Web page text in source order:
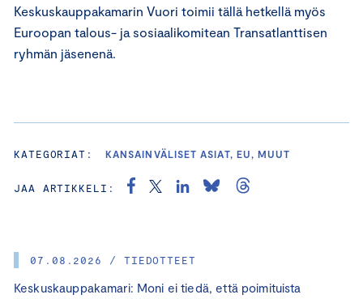
07.08.2026 / TIEDOTTEET
Keskuskauppakamari: Moni ei tiedä, että poimituista
Keskuskauppakamarin Vuori toimii tällä hetkellä myös
Euroopan talous- ja sosiaalikomitean Transatlanttisen
ryhmän jäsenenä.
KATEGORIAT: KANSAINVÄLISET ASIAT, EU, MUUT
JAA ARTIKKELI: